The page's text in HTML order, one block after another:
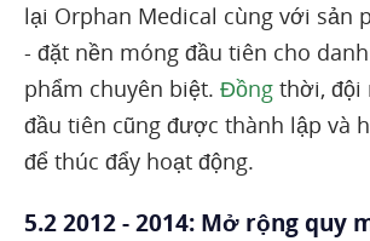
lại Orphan Medical cùng với sản
- đặt nền móng đầu tiên cho
phẩm chuyên biệt. Đồng thời, đội
đầu tiên cũng được thành lập và
để thúc đẩy hoạt động.
5.2 2012 - 2014: Mở rộng quy